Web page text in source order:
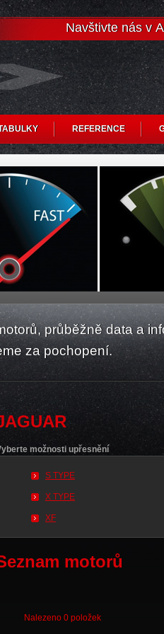
Navštivte nás v
REFERENCE
průběžně data a
za pochopení.
možnosti upřesnění
S TYPE
X TYPE
XF
motorů
Nalezeno 0 položek